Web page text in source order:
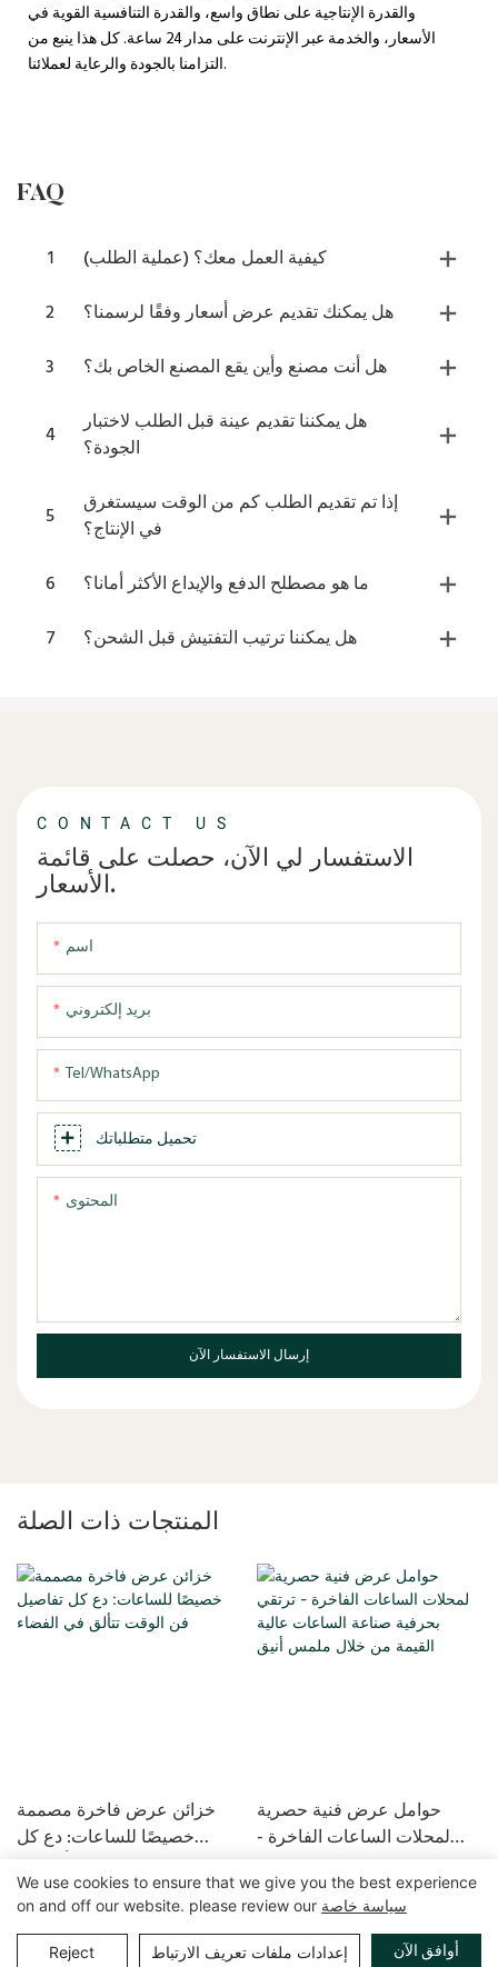
والقدرة الإنتاجية على نطاق واسع، والقدرة التنافسية القوية في
الأسعار، والخدمة عبر الإنترنت على مدار 24 ساعة. كل هذا ينبع من
التزامنا بالجودة والرعاية لعملائنا.
FAQ
1
كيفية العمل معك؟ (عملية الطلب)
2
هل يمكنك تقديم عرض أسعار وفقًا لرسمنا؟
3
هل أنت مصنع وأين يقع المصنع الخاص بك؟
4
هل يمكننا تقديم عينة قبل الطلب لاختبار
الجودة؟
5
إذا تم تقديم الطلب كم من الوقت سيستغرق
في الإنتاج؟
6
ما هو مصطلح الدفع والإيداع الأكثر أمانا؟
7
هل يمكننا ترتيب التفتيش قبل الشحن؟
CONTACT US
الاستفسار لي الآن، حصلت على قائمة
الأسعار.
اسم
بريد إلكتروني
Tel/WhatsApp
تحميل متطلباتك
المحتوى
إرسال الاستفسار الآن
المنتجات ذات الصلة
خزائن عرض فاخرة مصممة
خصيصًا للساعات: دع كل
الفضاء
حوامل عرض فنية حصرية
لمحلات الساعات الفاخرة -
عالية القيمة من خلال ملمس
أنيق
حقوق الطبع والنشر © 2025 GuangZhou LUXE Showcases
www.luxeshowcases.com |
خريطة الموقع | سياسة الخصوصية
We use cookies to ensure that we give you the best experience
on and off our website. please review our سياسة خاصة
Reject إعدادات ملفات تعريف الارتباط أوافق الآن